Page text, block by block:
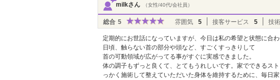
milkさん （女性/40代/会社員）
総合 5 雰囲気 5 接客サービス 5 技
定期的にお世話になっていますが、今日は私の希望と状態に合
日頃、触らない首の部分や頭など、すごくすっきりして
首の可動領域が広がってる事がすぐに実感できました。
体の調子もずっと良くて、とてもうれしいです。家でできるス
っかく施術して整えていただいた身体を維持するために、毎日